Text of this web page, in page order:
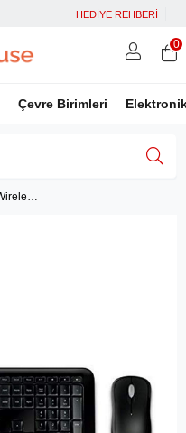
HEDİYE REHBERİ
Çevre Birimleri
0
OUTLET Microsoft Py9-00015 Wireless Desktop 850 Türkçe Q Kablosuz Klavye